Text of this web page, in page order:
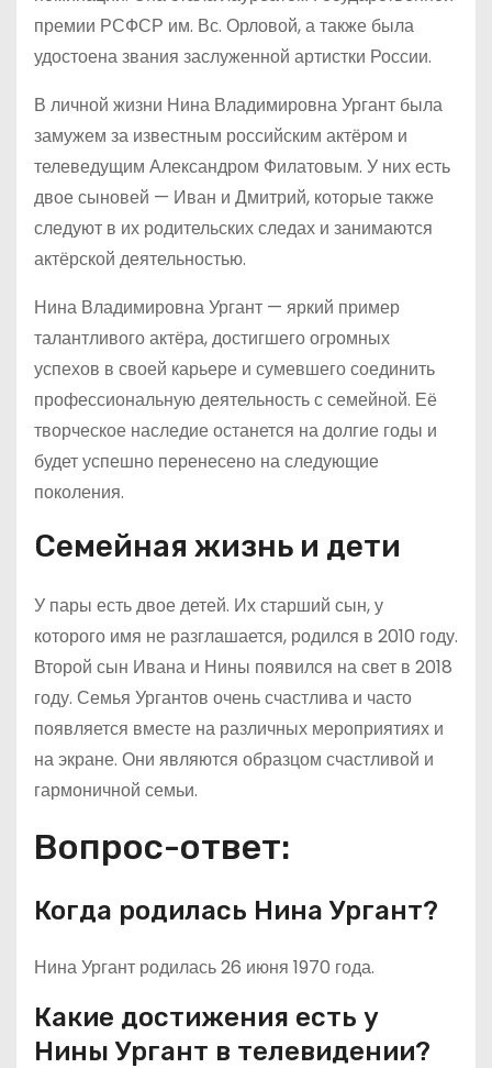
премии РСФСР им. Вс. Орловой, а также была
удостоена звания заслуженной артистки России.
В личной жизни Нина Владимировна Ургант была
замужем за известным российским актёром и
телеведущим Александром Филатовым. У них есть
двое сыновей — Иван и Дмитрий, которые также
следуют в их родительских следах и занимаются
актёрской деятельностью.
Нина Владимировна Ургант — яркий пример
талантливого актёра, достигшего огромных
успехов в своей карьере и сумевшего соединить
профессиональную деятельность с семейной. Её
творческое наследие останется на долгие годы и
будет успешно перенесено на следующие
поколения.
Семейная жизнь и дети
У пары есть двое детей. Их старший сын, у
которого имя не разглашается, родился в 2010 году.
Второй сын Ивана и Нины появился на свет в 2018
году. Семья Ургантов очень счастлива и часто
появляется вместе на различных мероприятиях и
на экране. Они являются образцом счастливой и
гармоничной семьи.
Вопрос-ответ:
Когда родилась Нина Ургант?
Нина Ургант родилась 26 июня 1970 года.
Какие достижения есть у
Нины Ургант в телевидении?